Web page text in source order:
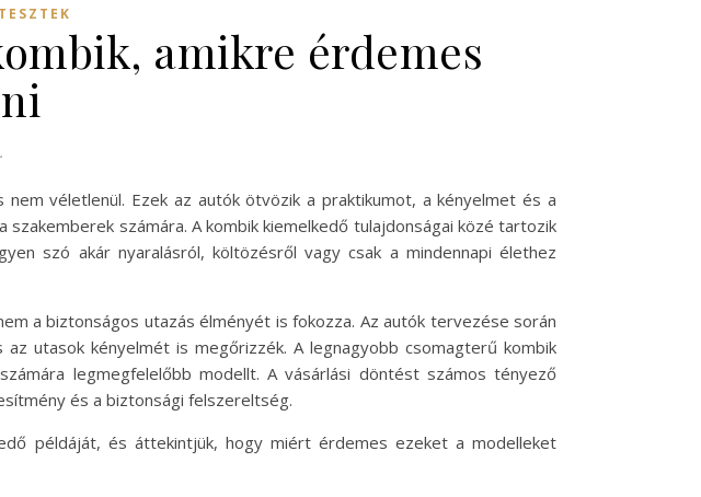
TESZTEK
amikre érdemes
véletlenül. Ezek az autók ötvözik a praktikumot, a kényelmet és a
számára. A kombik kiemelkedő tulajdonságai közé tartozik
szó akár nyaralásról, költözésről vagy csak a mindennapi élethez
a biztonságos utazás élményét is fokozza. Az autók tervezése során
utasok kényelmét is megőrizzék. A legnagyobb csomagterű kombik
legmegfelelőbb modellt. A vásárlási döntést számos tényező
és a biztonsági felszereltség.
példáját, és áttekintjük, hogy miért érdemes ezeket a modelleket